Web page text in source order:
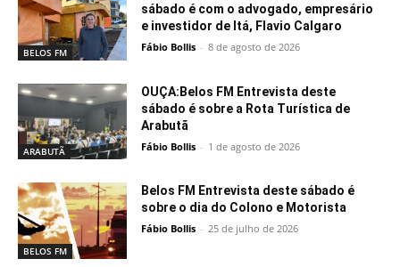
BELOS FM
sábado é com o advogado, empresário
e investidor de Itá, Flavio Calgaro
Fábio Bollis - 8 de agosto de 2026
ARABUTÃ
OUÇA:Belos FM Entrevista deste
sábado é sobre a Rota Turística de
Arabutã
Fábio Bollis - 1 de agosto de 2026
BELOS FM
Belos FM Entrevista deste sábado é
sobre o dia do Colono e Motorista
Fábio Bollis - 25 de julho de 2026